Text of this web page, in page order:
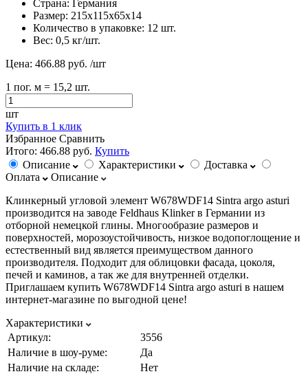
Страна:
Германия
Размер: 215х115х65х14
Количество в упаковке: 12 шт.
Вес: 0,5 кг/шт.
Цена: 466.88 руб. /шт
1 пог. м = 15,2 шт.
шт
Купить в 1 клик
Избранное Сравнить
Итого: 466.88 руб. Купить
Описание
Характеристики
Доставка
Оплата
Описание
Клинкерный угловой элемент W678WDF14 Sintra argo asturi
производится на заводе Feldhaus Klinker в Германии из
отборной немецкой глины. Многообразие размеров и
поверхностей, морозоустойчивость, низкое водопоглощение и
естественный вид является преимуществом данного
производителя. Подходит для облицовки фасада, цоколя,
печей и каминов, а так же для внутренней отделки.
Приглашаем купить W678WDF14 Sintra argo asturi в нашем
интернет-магазине по выгодной цене!
Характеристики
Артикул:
3556
Наличие в шоу-руме:
Да
Наличие на складе:
Нет